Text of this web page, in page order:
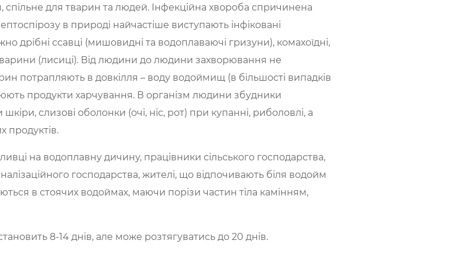
для тварин та людей. Інфекційна хвороба спричинена
в природі найчастіше виступають інфіковані
дрібні ссавці (мишовидні та водоплаваючі гризуни), комахоїдні,
(лисиці). Від людини до людини захворювання не
потрапляють в довкілля – воду водоймищ (в більшості випадків
продукти харчування. В організм людини збудники
слизові оболонки (очі, ніс, рот) при купанні, риболовлі, а
продуктів.
на водоплавну дичину, працівники сільського господарства,
господарства, жителі, що відпочивають біля водойм
в стоячих водоймах, маючи порізи частин тіла камінням,
8-14 днів, але може розтягуватись до 20 днів.